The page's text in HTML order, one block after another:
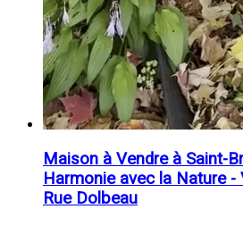
Maison à Vendre à Saint-
Harmonie avec la Nature
Rue Dolbeau